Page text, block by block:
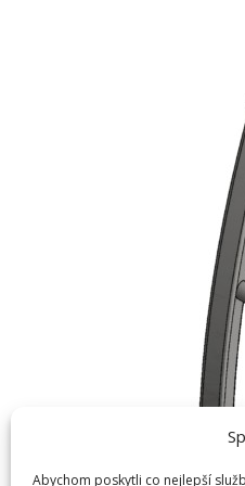
Abychom poskytli co nejlepší